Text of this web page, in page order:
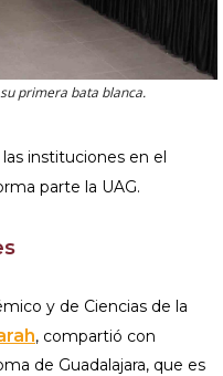
primera bata blanca.
instituciones en el
parte la UAG.
y de Ciencias de la
, compartió con
de Guadalajara, que es